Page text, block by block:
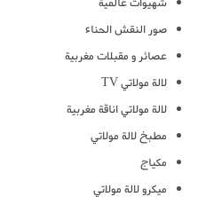
صور النقش الحناء
عصائر و مقبلات مغربية
لالة مولاتي TV
لالة مولاتي اناقة مغربية
مطبخ لالة مولاتي
مكياج
ميكرو لالة مولاتي